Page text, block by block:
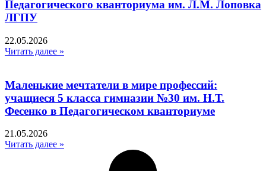
Педагогического кванториума им. Л.М. Лоповка
ЛГПУ
22.05.2026
Читать далее »
Маленькие мечтатели в мире профессий:
учащиеся 5 класса гимназии №30 им. Н.Т.
Фесенко в Педагогическом кванториуме
21.05.2026
Читать далее »